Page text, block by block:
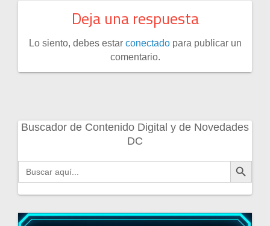
Deja una respuesta
Lo siento, debes estar conectadopara publicar un
comentario.
Buscador de Contenido Digital y de Novedades
DC
Buscar: Botón de búsqueda